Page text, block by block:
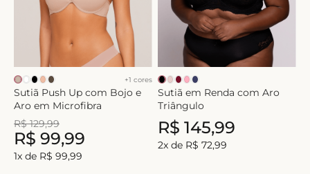
+1 cores
Sutiã Push Up com Bojo e
Aro em Microfibra
R$ 129,99
R$ 99,99
1x de R$ 99,99
Sutiã em Renda com Aro
Triângulo
R$ 145,99
2x de R$ 72,99